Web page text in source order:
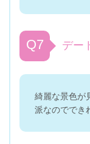
Q7 デー
綺麗な景色が
派なのででき